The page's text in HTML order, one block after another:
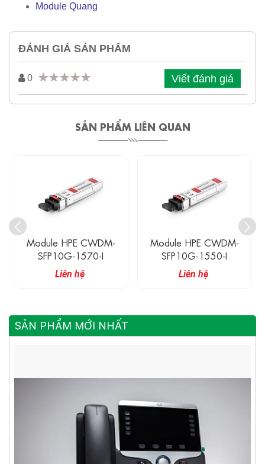
Module Quang
ĐÁNH GIÁ SẢN PHẨM
0 Viết đánh giá
SẢN PHẨM LIÊN QUAN
Module HPE CWDM-
SFP10G-1570-I
Liên hệ
Module HPE CWDM-
SFP10G-1550-I
Liên hệ
SẢN PHẨM MỚI NHẤT